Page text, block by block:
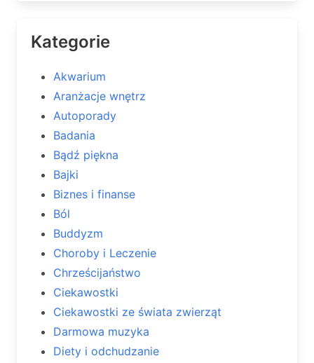
Kategorie
Akwarium
Aranżacje wnętrz
Autoporady
Badania
Bądź piękna
Bajki
Biznes i finanse
Ból
Buddyzm
Choroby i Leczenie
Chrześcijaństwo
Ciekawostki
Ciekawostki ze świata zwierząt
Darmowa muzyka
Diety i odchudzanie